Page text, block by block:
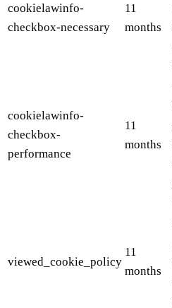
cookielawinfo-
checkbox-necessary
11
months
cookielawinfo-
checkbox-
performance
11
months
viewed_cookie_policy
11
months